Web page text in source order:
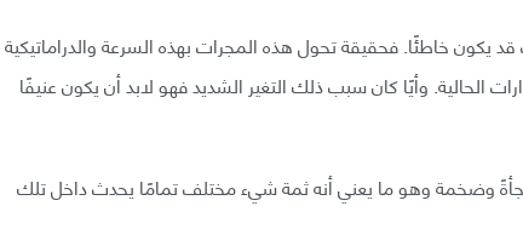
يكون خاطئًا. فحقيقة تحول هذه المجرات بهذه السرعة والدراماتيكية
الحالية. وأيًا كان سبب ذلك التغير الشديد فهو لابد أن يكون عنيفًا
وضخمة وهو ما يعني أنه ثمة شيء مختلف تمامًا يحدث داخل تلك